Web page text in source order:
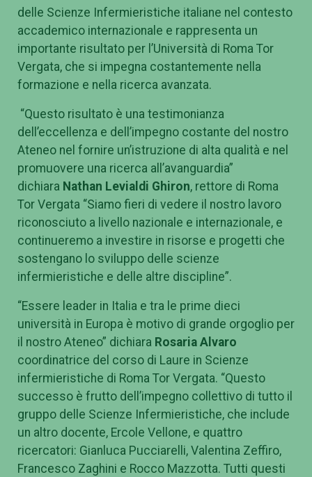
delle Scienze Infermieristiche italiane nel contesto
accademico internazionale e rappresenta un
importante risultato per l’Università di Roma Tor
Vergata, che si impegna costantemente nella
formazione e nella ricerca avanzata.
“Questo risultato è una testimonianza
dell’eccellenza e dell’impegno costante del nostro
Ateneo nel fornire un’istruzione di alta qualità e nel
promuovere una ricerca all’avanguardia”
dichiara Nathan Levialdi Ghiron, rettore di Roma
Tor Vergata “Siamo fieri di vedere il nostro lavoro
riconosciuto a livello nazionale e internazionale, e
continueremo a investire in risorse e progetti che
sostengano lo sviluppo delle scienze
infermieristiche e delle altre discipline”.
“Essere leader in Italia e tra le prime dieci
università in Europa è motivo di grande orgoglio per
il nostro Ateneo” dichiara Rosaria Alvaro
coordinatrice del corso di Laure in Scienze
infermieristiche di Roma Tor Vergata. “Questo
successo è frutto dell’impegno collettivo di tutto il
gruppo delle Scienze Infermieristiche, che include
un altro docente, Ercole Vellone, e quattro
ricercatori: Gianluca Pucciarelli, Valentina Zeffiro,
Francesco Zaghini e Rocco Mazzotta. Tutti questi